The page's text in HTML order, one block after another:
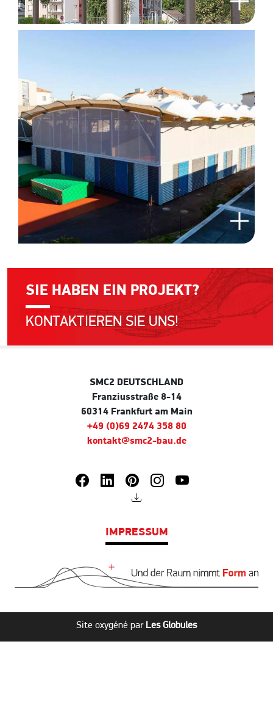
SIE HABEN EIN PROJEKT?
KONTAKTIEREN SIE UNS!
SMC2 DEUTSCHLAND
Franziusstraße 8-14
60314 Frankfurt am Main
+49 (0)69 2474 358 80
kontakt@smc2-bau.de
IMPRESSUM
Site oxygéné par Les Globules